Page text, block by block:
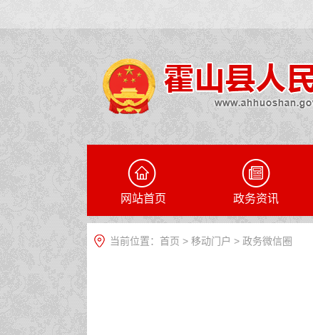
网站首页 政务资讯
当前位置： 首页 > 移动门户 > 政务微信圈